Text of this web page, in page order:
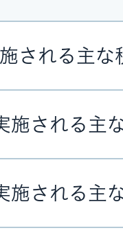
される主な
施される主
施される主